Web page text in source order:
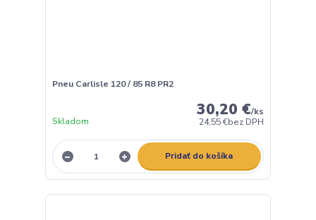
Pneu Carlisle 120 / 85 R8 PR2
30,20 €/ks
24,55 €bez DPH
Skladom
Pridať do košíka